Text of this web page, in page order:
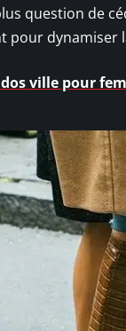
question de
pour
dos ville pour